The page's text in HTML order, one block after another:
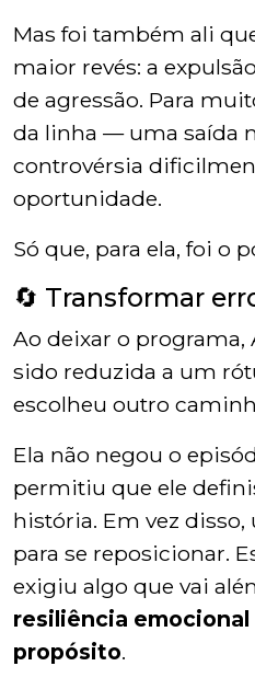
Mas foi também ali
maior revés: a
de agressão. Para
da linha — uma saída
controvérsia
oportunidade.
Só que, para ela, foi o
🔄 Transformar
Ao deixar o programa,
sido reduzida a um
escolheu outro
Ela não negou o
permitiu que ele
história. Em vez
para se reposicionar.
exigiu algo que vai
resiliência emocional
propósito.